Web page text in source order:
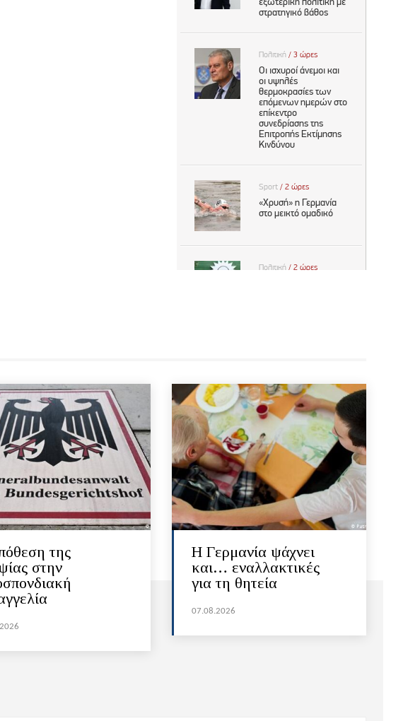
της
στην
H Γερμανία ψάχνει
και… εναλλακτικές
για τη θητεία
07.08.2026